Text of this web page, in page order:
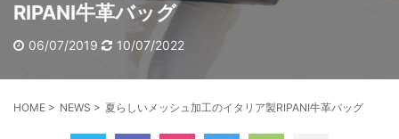
RIPANI牛革バッグ
06/07/2019 10/07/2022
HOME > NEWS > 夏らしいメッシュ加工のイタリア製RIPANI牛革バッグ